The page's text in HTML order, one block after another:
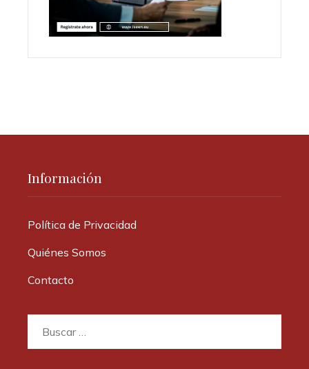
Información
Política de Privacidad
Quiénes Somos
Contacto